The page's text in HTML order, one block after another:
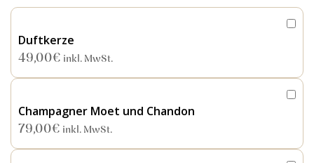
Duftkerze
49,00€ inkl. MwSt.
Champagner Moet und Chandon
79,00€ inkl. MwSt.